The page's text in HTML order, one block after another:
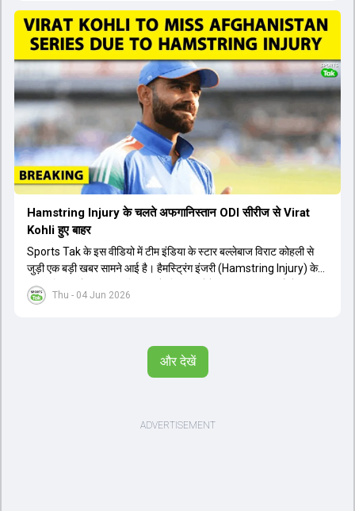
सुथार और हर्ष दुबे को कुलदीप यादव और वाशिंगटन सुंदर के साथ प्लेइंग 11 में मौका
मिलने की प्रबल संभावना है। कप्तान शुभमन गिल विकेट की स्थिति को ध्यान में
रखते हुए अंतिम 11 का फैसला करेंगे। टीम में यशस्वी जायसवाल, केएल राहुल,
ऋषभ पंत और ध्रुव जुरेल जैसे खिलाड़ी भी शामिल हैं। यह टेस्ट मैच विश्व टेस्ट
चैंपियनशिप चक्र का हिस्सा नहीं है, लेकिन भारतीय टीम के लिए काफी महत्वपूर्ण
है। अंत में फैंस के सवालों का जवाब देते हुए टी20 कप्तानी और हेड कोच गौतम
गंभीर से जुड़ी जानकारी भी साझा की गई।
Thu - 04 Jun 2026
Hamstring Injury के चलते अफगानिस्तान ODI सीरीज से Virat
Kohli हुए बाहर
Sports Tak के इस वीडियो में टीम इंडिया के स्टार बल्लेबाज विराट कोहली से
जुड़ी एक बड़ी खबर सामने आई है। हैमस्ट्रिंग इंजरी (Hamstring Injury) के
कारण विराट कोहली अफगानिस्तान के खिलाफ होने वाली आगामी तीन मैचों की
वनडे सीरीज से बाहर हो गए हैं। भारत और अफगानिस्तान के बीच इस वनडे सीरीज
खत्म हुए आईपीएल में शानदार प्रदर्शन करने वाले विराट कोहली का इस सीरीज से
बाहर होना भारतीय फैंस के लिए एक बहुत बड़ा झटका है। यह वनडे सीरीज 2027
और देखें